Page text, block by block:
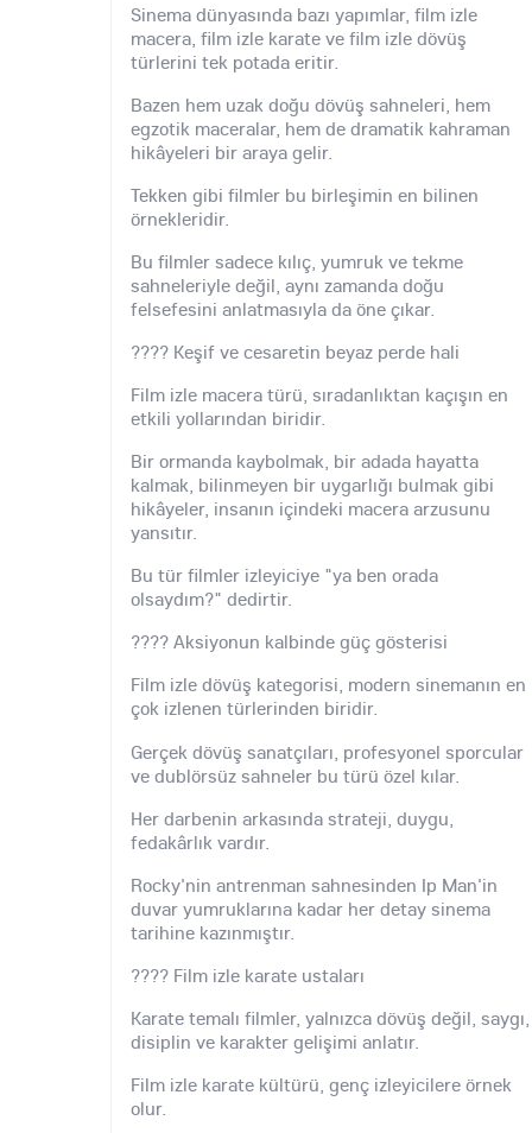
Sinema dünyasında bazı yapımlar, film izle
macera, film izle karate ve film izle dövüş
türlerini tek potada eritir.
Bazen hem uzak doğu dövüş sahneleri, hem
egzotik maceralar, hem de dramatik kahraman
hikâyeleri bir araya gelir.
Tekken gibi filmler bu birleşimin en bilinen
örnekleridir.
Bu filmler sadece kılıç, yumruk ve tekme
sahneleriyle değil, aynı zamanda doğu
felsefesini anlatmasıyla da öne çıkar.
???? Keşif ve cesaretin beyaz perde hali
Film izle macera türü, sıradanlıktan kaçışın en
etkili yollarından biridir.
Bir ormanda kaybolmak, bir adada hayatta
kalmak, bilinmeyen bir uygarlığı bulmak gibi
hikâyeler, insanın içindeki macera arzusunu
yansıtır.
Bu tür filmler izleyiciye "ya ben orada
olsaydım?" dedirtir.
???? Aksiyonun kalbinde güç gösterisi
Film izle dövüş kategorisi, modern sinemanın en
çok izlenen türlerinden biridir.
Gerçek dövüş sanatçıları, profesyonel sporcular
ve dublörsüz sahneler bu türü özel kılar.
Her darbenin arkasında strateji, duygu,
fedakârlık vardır.
Rocky'nin antrenman sahnesinden Ip Man'in
duvar yumruklarına kadar her detay sinema
tarihine kazınmıştır.
???? Film izle karate ustaları
Karate temalı filmler, yalnızca dövüş değil, saygı,
disiplin ve karakter gelişimi anlatır.
Film izle karate kültürü, genç izleyicilere örnek
olur.